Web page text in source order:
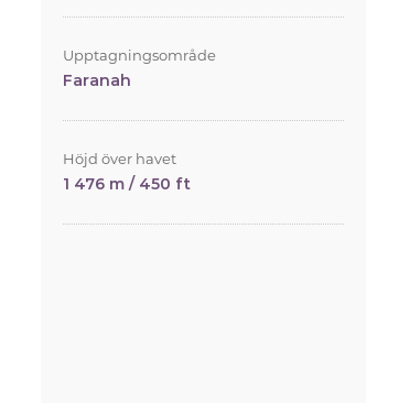
Upptagningsområde
Faranah
Höjd över havet
1 476 m / 450 ft